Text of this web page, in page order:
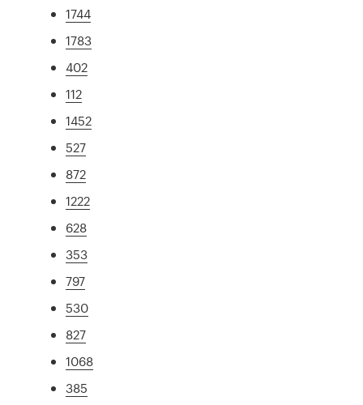
1744
1783
402
112
1452
527
872
1222
628
353
797
530
827
1068
385